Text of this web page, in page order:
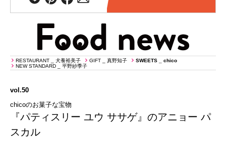
RESTAURANT _ 犬養裕美子 GIFT _ 真野知子
SWEETS _ chico
NEW STANDARD _ 平野紗季子
vol.50
chicoのお菓子な宝物
『パティスリー ユウ ササゲ』のアニョー パ
スカル